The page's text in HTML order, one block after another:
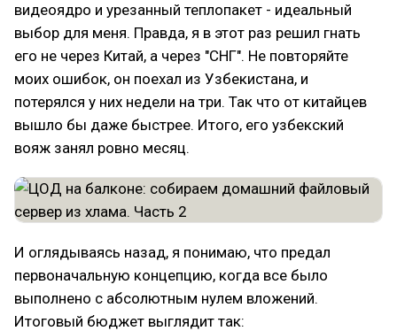
видеоядро и урезанный теплопакет - идеальный
выбор для меня. Правда, я в этот раз решил гнать
его не через Китай, а через "СНГ". Не повторяйте
моих ошибок, он поехал из Узбекистана, и
потерялся у них недели на три. Так что от китайцев
вышло бы даже быстрее. Итого, его узбекский
вояж занял ровно месяц.
И оглядываясь назад, я понимаю, что предал
первоначальную концепцию, когда все было
выполнено с абсолютным нулем вложений.
Итоговый бюджет выглядит так: